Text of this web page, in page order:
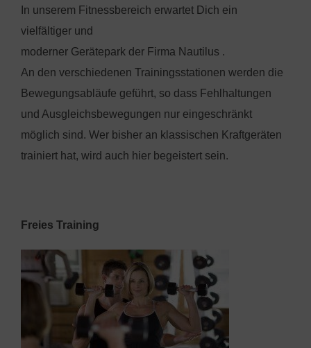
In unserem Fitnessbereich erwartet Dich ein
vielfältiger und
moderner Gerätepark der Firma Nautilus .
An den verschiedenen Trainingsstationen werden die
Bewegungsabläufe geführt, so dass Fehlhaltungen
und Ausgleichsbewegungen nur eingeschränkt
möglich sind. Wer bisher an klassischen Kraftgeräten
trainiert hat, wird auch hier begeistert sein.
Freies Training